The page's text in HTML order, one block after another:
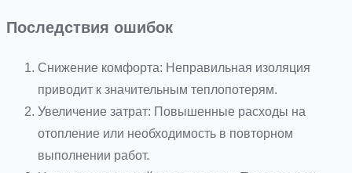
Последствия ошибок
Снижение комфорта: Неправильная изоляция
приводит к значительным теплопотерям.
Увеличение затрат: Повышенные расходы на
отопление или необходимость в повторном
выполнении работ.